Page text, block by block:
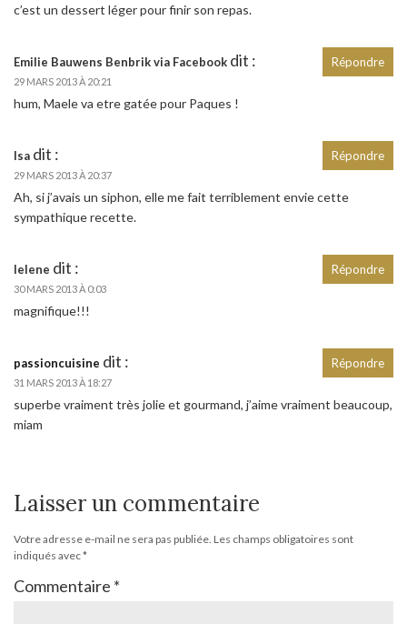
c’est un dessert léger pour finir son repas.
Emilie Bauwens Benbrik via Facebook dit :
29 MARS 2013 À 20:21
hum, Maele va etre gatée pour Paques !
Répondre
Isa dit :
29 MARS 2013 À 20:37
Ah, si j’avais un siphon, elle me fait terriblement envie cette
sympathique recette.
Répondre
lelene dit :
30 MARS 2013 À 0:03
magnifique!!!
Répondre
passioncuisine dit :
31 MARS 2013 À 18:27
superbe vraiment très jolie et gourmand, j’aime vraiment beaucoup,
miam
Répondre
Laisser un commentaire
Votre adresse e-mail ne sera pas publiée. Les champs obligatoires sont
indiqués avec*
Commentaire *